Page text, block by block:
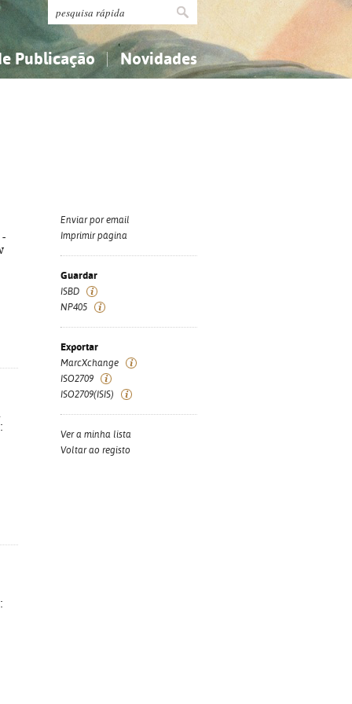
Publicação Novidades
Enviar por email
Imprimir página
Guardar
ISBD
NP405
Exportar
MarcXchange
ISO2709
ISO2709(ISIS)
Ver a minha lista
Voltar ao registo